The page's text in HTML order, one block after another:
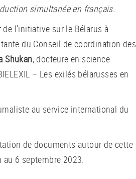
simultanée en français.
l’initiative sur le Bélarus à
du Conseil de coordination des
Shukan, docteure en science
– Les exilés bélarusses en
au service international du
de documents autour de cette
au 6 septembre 2023.